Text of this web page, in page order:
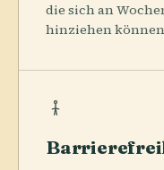
die sich an
hinziehen